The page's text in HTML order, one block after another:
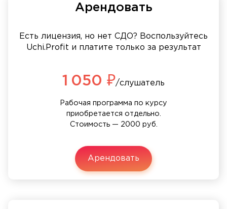
Арендовать
Есть лицензия, но нет СДО? Воспользуйтесь
Uchi.Profit и платите только за результат
1 050 ₽/слушатель
Рабочая программа по курсу
приобретается отдельно.
Стоимость — 2000 руб.
Арендовать